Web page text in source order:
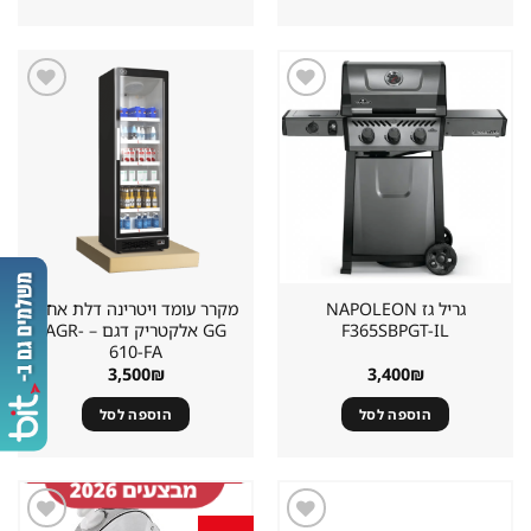
שמור
מוצר
גריל גז ⁦NAPOLEON
F365SBPGT-IL⁩
3,400₪
הוספה לסל
מקרר עומד ויטרינה דלת אחת
GG אלקטריק דגם – AGR-
610-FA
3,500₪
הוספה לסל